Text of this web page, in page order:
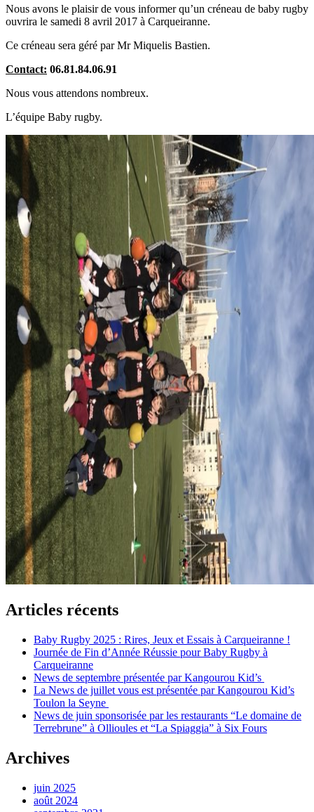
Nous avons le plaisir de vous informer qu’un créneau de baby rugby
ouvrira le samedi 8 avril 2017 à Carqueiranne.
Ce créneau sera géré par Mr Miquelis Bastien.
Contact: 06.81.84.06.91
Nous vous attendons nombreux.
L’équipe Baby rugby.
Articles récents
Baby Rugby 2025 : Rires, Jeux et Essais à Carqueiranne !
Journée de Fin d’Année Réussie pour Baby Rugby à
Carqueiranne
News de septembre présentée par Kangourou Kid’s
La News de juillet vous est présentée par Kangourou Kid’s
Toulon la Seyne
News de juin sponsorisée par les restaurants “Le domaine de
Terrebrune” à Ollioules et “La Spiaggia” à Six Fours
Archives
juin 2025
août 2024